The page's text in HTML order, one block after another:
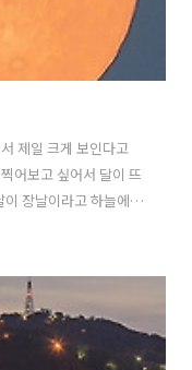
제일 크게 보인다고
어보고 싶어서 달이 뜨
장날이라고 하늘에는
는 가장 큰 모습의 달
생겼다. 그래도 다행
을 수 있었는데 그것
인 7월 22일에도 제법